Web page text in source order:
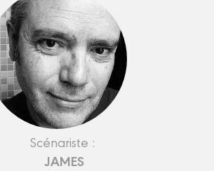
Scénariste :
JAMES